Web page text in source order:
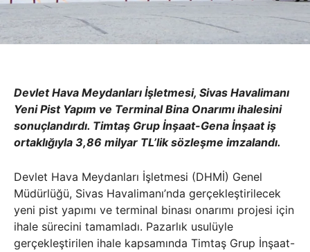
Devlet Hava Meydanları İşletmesi, Sivas Havalimanı
Yeni Pist Yapım ve Terminal Bina Onarımı ihalesini
sonuçlandırdı. Timtaş Grup İnşaat-Gena İnşaat iş
ortaklığıyla 3,86 milyar TL’lik sözleşme imzalandı.
Devlet Hava Meydanları İşletmesi (DHMİ) Genel
Müdürlüğü, Sivas Havalimanı’nda gerçekleştirilecek
yeni pist yapımı ve terminal binası onarımı projesi için
ihale sürecini tamamladı. Pazarlık usulüyle
gerçekleştirilen ihale kapsamında Timtaş Grup İnşaat-